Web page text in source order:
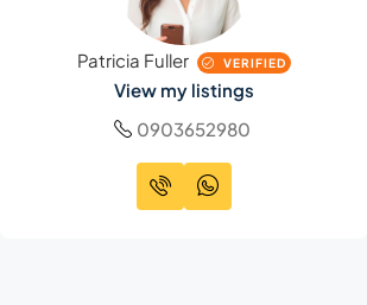
Patricia Fuller VERIFIED
View my listings
0903652980